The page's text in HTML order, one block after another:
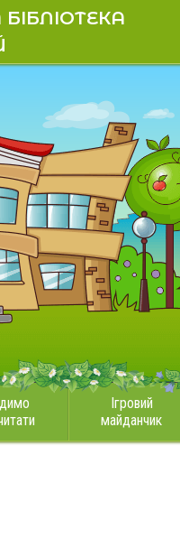
Ігровий
майданчик